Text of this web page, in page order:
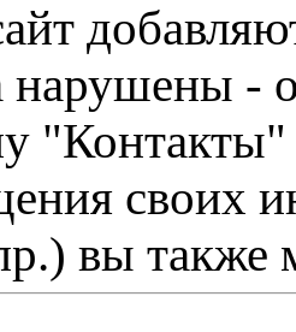
-
"Контакты"
своих
вы также